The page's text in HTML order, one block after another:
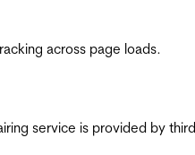
across page loads.
service is provided by